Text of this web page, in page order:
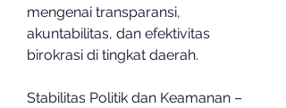
mengenai transparansi,
akuntabilitas, dan efektivitas
birokrasi di tingkat daerah.
Stabilitas Politik dan Keamanan –